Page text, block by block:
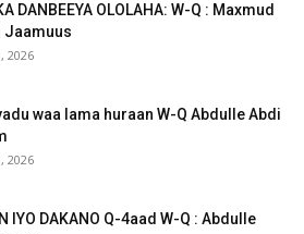
DANBEEYA OLOLAHA: W-Q : Maxmud
Jaamuus
2026
waa lama huraan W-Q Abdulle Abdi
2026
IYO DAKANO Q-4aad W-Q : Abdulle